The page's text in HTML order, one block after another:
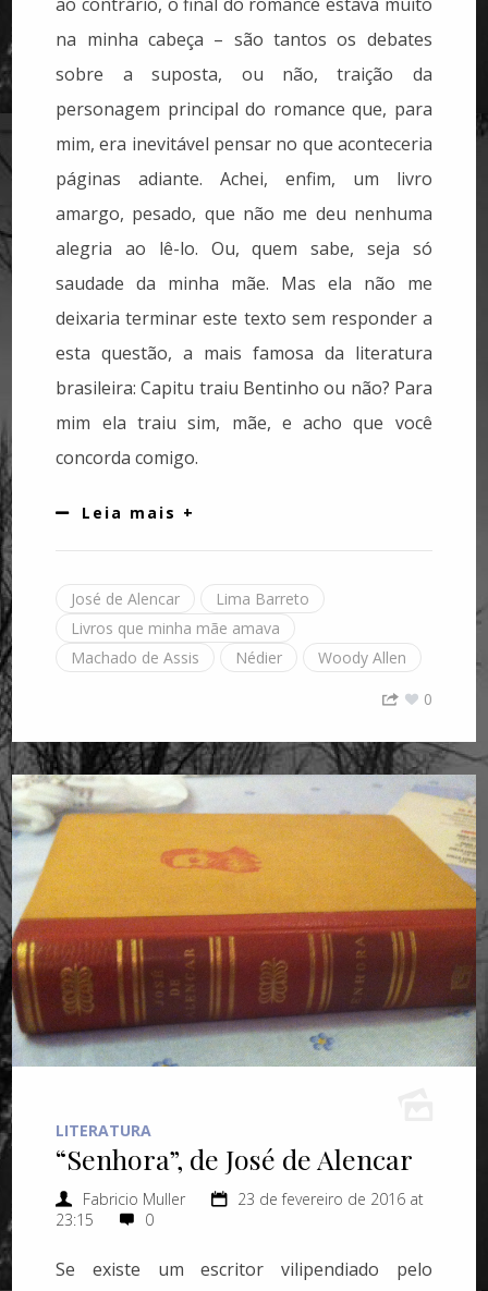
na minha cabeça – são tantos os debates
sobre a suposta, ou não, traição da
personagem principal do romance que, para
mim, era inevitável pensar no que aconteceria
páginas adiante. Achei, enfim, um livro
amargo, pesado, que não me deu nenhuma
alegria ao lê-lo. Ou, quem sabe, seja só
saudade da minha mãe. Mas ela não me
deixaria terminar este texto sem responder a
esta questão, a mais famosa da literatura
brasileira: Capitu traiu Bentinho ou não? Para
mim ela traiu sim, mãe, e acho que você
concorda comigo.
Leia mais +
José de Alencar
Lima Barreto
Livros que minha mãe amava
Machado de Assis
Nédier
Woody Allen
0
LITERATURA
“Senhora”, de José de Alencar
Fabricio Muller
23 de fevereiro de 2016 at
23:15
0
Se existe um escritor vilipendiado pelo